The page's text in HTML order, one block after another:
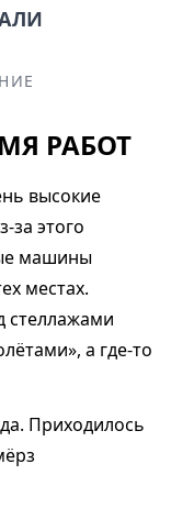
РАБОТ
высокие
за этого
машины
местах.
стеллажами
а где-то
Приходилось